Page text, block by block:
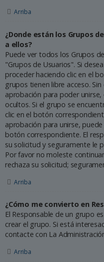
Arriba
¿Donde están los Grupos
a ellos?
Puede ver todos los Grupos
"Grupos de Usuarios". Si
proceder haciendo clic en el
grupos tienen libre acceso.
aprobación para poder
ocultos. Si el grupo se
clic en el botón
aprobación para unirse,
botón correspondiente. El
su solicitud y seguramente le
Por favor no moleste
rechaza su solicitud;
Arriba
¿Cómo me convierto en
El Responsable de un grupo
crear el grupo. Si está
contacte con La
Arriba